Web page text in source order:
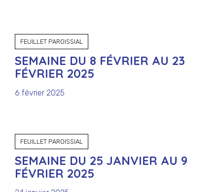
FEUILLET PAROISSIAL
SEMAINE DU 8 FÉVRIER AU 23
FÉVRIER 2025
6 février 2025
FEUILLET PAROISSIAL
SEMAINE DU 25 JANVIER AU 9
FÉVRIER 2025